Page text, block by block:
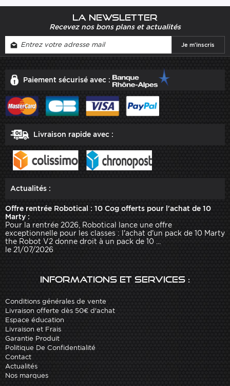
La newsletter
Recevez nos bons plans et actualités
Paiement sécurisé avec :
Livraison rapide avec :
Actualités :
Offre rentrée Robotical : 10 Cog offerts pour l'achat de 10
Marty :
Pour la rentrée 2026, Robotical lance une offre
exceptionnelle pour les classes : l'achat d'un pack de 10 Marty
the Robot V2 donne droit à un pack de 10 ...
le 21/07/2026
Informations et services :
Conditions générales de vente
Livraison offerte dès 50€ d'achat
Espace éducation
Livraison et Frais
Garantie Produit
Politique De Confidentialité
Contact
Actualités
Nos marques